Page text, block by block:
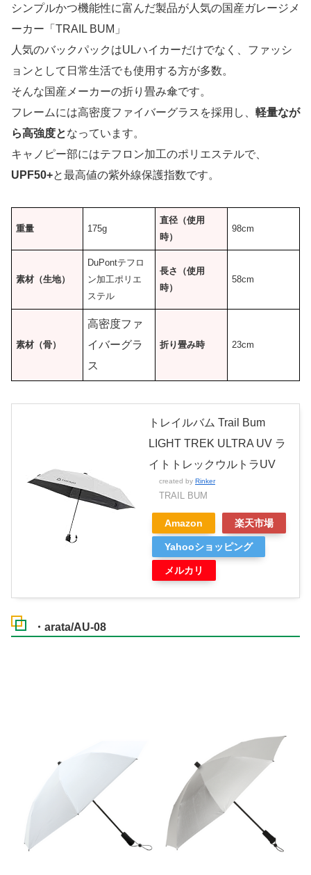
シンプルかつ機能性に富んだ製品が人気の国産ガレージメ
ーカー「TRAIL BUM」
人気のバックパックはULハイカーだけでなく、ファッシ
ョンとして日常生活でも使用する方が多数。
そんな国産メーカーの折り畳み傘です。
フレームには高密度ファイバーグラスを採用し、 軽量なが
ら高強度となっています。
キャノピー部にはテフロン加工のポリエステルで、
UPF50+と最高値の紫外線保護指数です。
重量 175g
直径（使用
時）
98cm
素材（生地）
DuPontテフロ
ン加工ポリエ
ステル
長さ（使用
時）
58cm
素材（骨）
高密度ファ
イバーグラ
ス
折り畳み時 23cm
トレイルバム Trail Bum
LIGHT TREK ULTRA UV ラ
イトトレックウルトラUV
created by Rinker
TRAIL BUM
Amazon 楽天市場
Yahooショッピング
メルカリ
・arata/AU-08